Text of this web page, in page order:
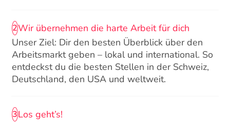
2Wir übernehmen die harte Arbeit für dich
Unser Ziel: Dir den besten Überblick über den
Arbeitsmarkt geben – lokal und international. So
entdeckst du die besten Stellen in der Schweiz,
Deutschland, den USA und weltweit.
3Los geht’s!